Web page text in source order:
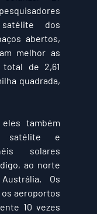
dos
abertos,
melhor as
de 2,61
quadrada,
também
satélite e
solares
ao norte
Os
aeroportos
10 vezes